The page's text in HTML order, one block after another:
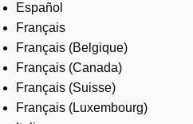
Español
Français
Français (Belgique)
Français (Canada)
Français (Suisse)
Français (Luxembourg)